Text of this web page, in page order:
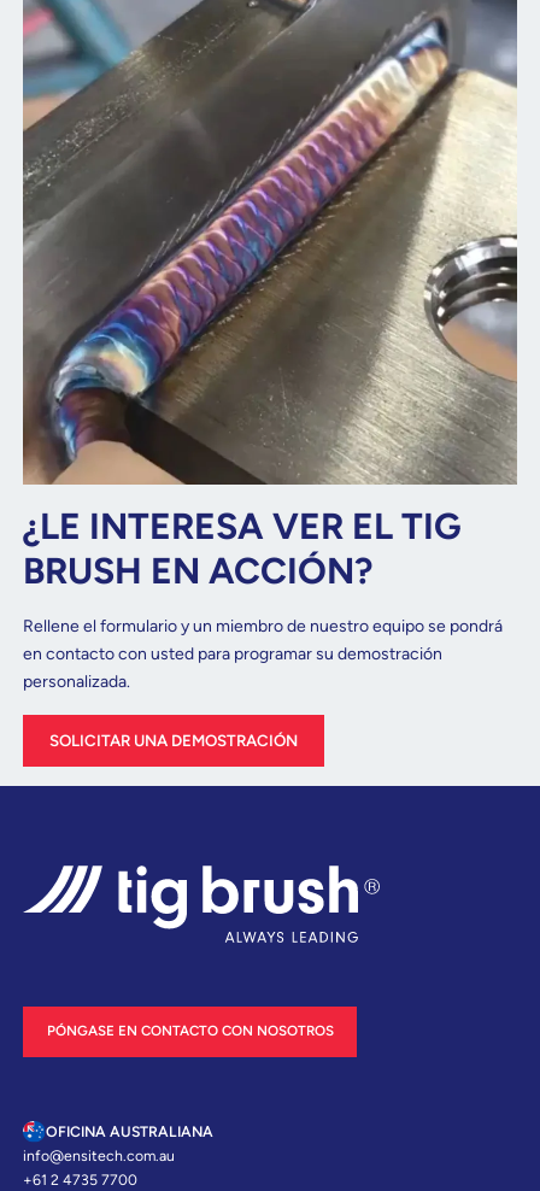
¿LE INTERESA VER EL TIG
BRUSH EN ACCIÓN?
Rellene el formulario y un miembro de nuestro equipo se pondrá
en contacto con usted para programar su demostración
personalizada.
SOLICITAR UNA DEMOSTRACIÓN
PÓNGASE EN CONTACTO CON NOSOTROS
OFICINA AUSTRALIANA
info@ensitech.com.au
+61 2 4735 7700